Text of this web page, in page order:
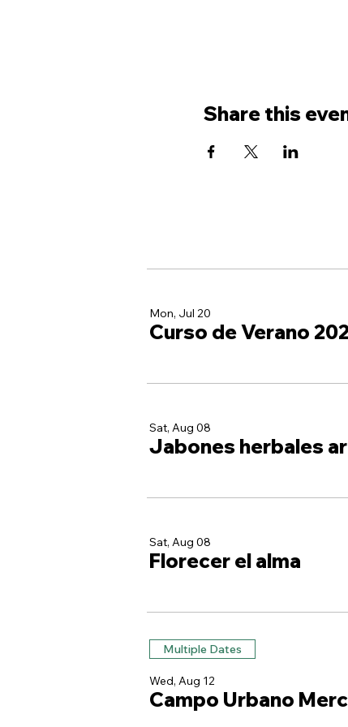
Share this
Mon, Jul 20
Curso de Verano
Sat, Aug 08
Jabones herbales
Sat, Aug 08
Florecer el alma
Multiple Dates
Wed, Aug 12
Campo Urbano